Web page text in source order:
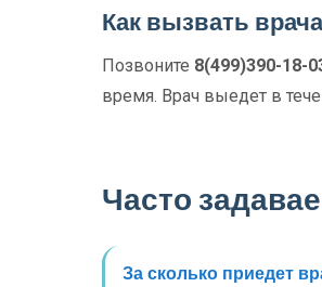
Как вызвать
Позвоните 8(499)390-18-
время. Врач выедет в
Часто
За сколько приедет